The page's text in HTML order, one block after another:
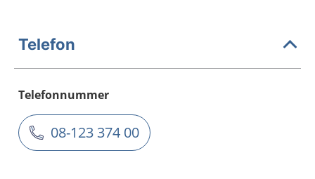
Telefon
Telefonnummer
08-123 374 00